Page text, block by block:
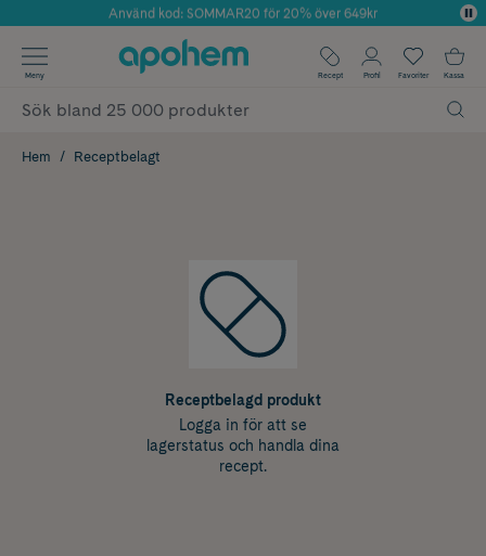
Årets Butik 2025 inom Skönhet
Använd kod: SOMMAR20 för 20% över 649kr
✓ Fri frakt
✓ Poäng på alla köp*
Meny Recept Profil Favoriter Kassa
Hem Receptbelagt
Receptbelagd produkt
Logga in för att se
lagerstatus och handla dina
recept.